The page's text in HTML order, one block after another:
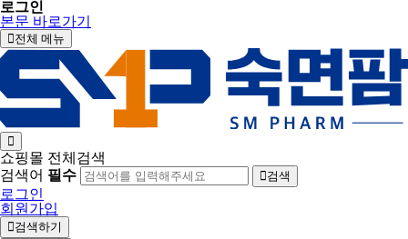
로그인
본문 바로가기
전체 메뉴
쇼핑몰 전체검색
검색어 필수 검색
로그인
회원가입
검색하기